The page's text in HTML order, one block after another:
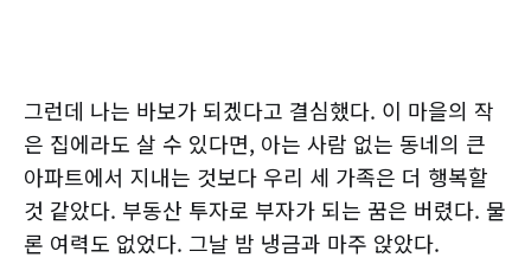
그런데 나는 바보가 되겠다고 결심했다. 이 마을의 작
은 집에라도 살 수 있다면, 아는 사람 없는 동네의 큰
아파트에서 지내는 것보다 우리 세 가족은 더 행복할
것 같았다. 부동산 투자로 부자가 되는 꿈은 버렸다. 물
론 여력도 없었다. 그날 밤 냉금과 마주 앉았다.